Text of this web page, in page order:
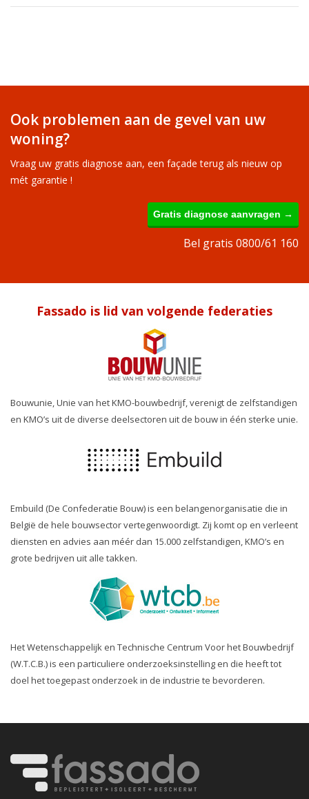
Ook problemen aan de gevel van uw
woning?
Vraag uw gratis diagnose aan, een façade terug als nieuw op
mét garantie !
Gratis diagnose aanvragen →
Bel gratis 0800/61 160
Fassado is lid van volgende federaties
Bouwunie, Unie van het KMO-bouwbedrijf, verenigt de zelfstandigen
en KMO’s uit de diverse deelsectoren uit de bouw in één sterke unie.
Embuild (De Confederatie Bouw) is een belangenorganisatie die in
België de hele bouwsector vertegenwoordigt. Zij komt op en verleent
diensten en advies aan méér dan 15.000 zelfstandigen, KMO’s en
grote bedrijven uit alle takken.
Het Wetenschappelijk en Technische Centrum Voor het Bouwbedrijf
(W.T.C.B.) is een particuliere onderzoeksinstelling en die heeft tot
doel het toegepast onderzoek in de industrie te bevorderen.